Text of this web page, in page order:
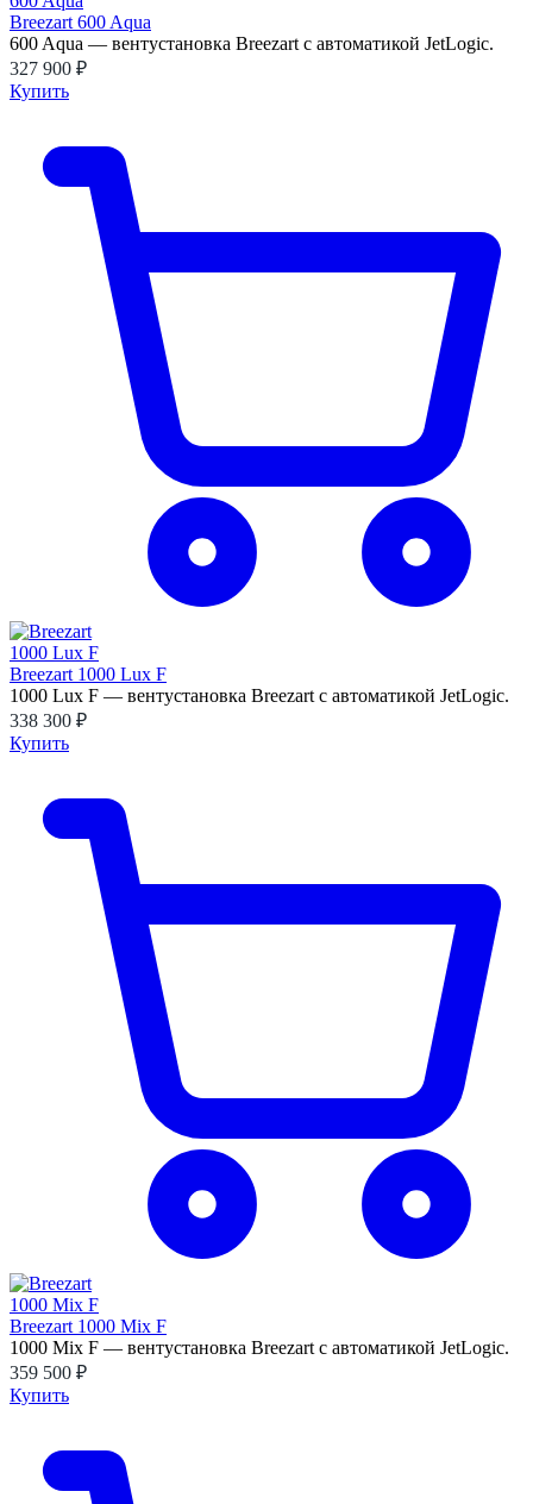
Breezart 600 Aqua
600 Aqua — вентустановка Breezart с автоматикой JetLogic.
327 900 ₽
Купить
Breezart 1000 Lux F
1000 Lux F — вентустановка Breezart с автоматикой JetLogic.
338 300 ₽
Купить
Breezart 1000 Mix F
1000 Mix F — вентустановка Breezart с автоматикой JetLogic.
359 500 ₽
Купить